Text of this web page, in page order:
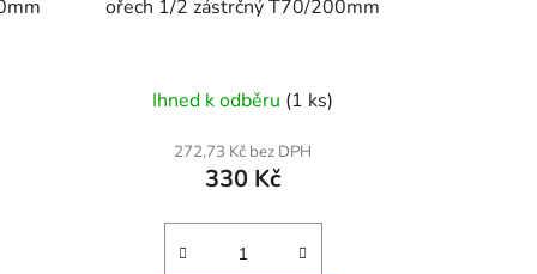
ořech 1/2 zástrčný T70/200mm
Ihned k odběru (1 ks)
272,73 Kč bez DPH
330 Kč